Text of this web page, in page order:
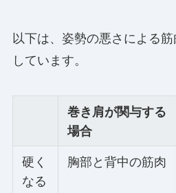
以下は、姿勢の悪さによる
しています。
巻き肩が関与する
場合
硬く
なる
胸部と背中の筋肉